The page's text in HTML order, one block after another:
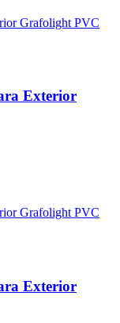
Exterior
Exterior